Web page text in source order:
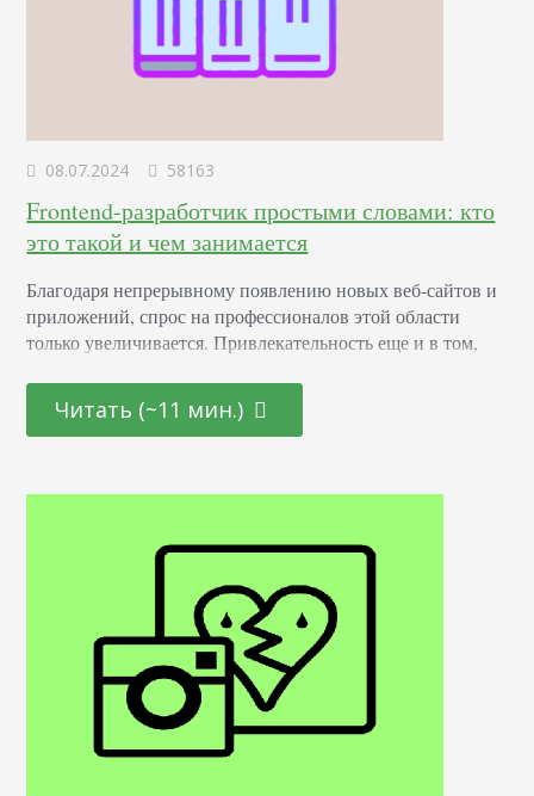
08.07.2024 58163
Frontend-разработчик простыми словами: кто
это такой и чем занимается
Благодаря непрерывному появлению новых веб-сайтов и
приложений, спрос на профессионалов этой области
только увеличивается. Привлекательность еще и в том,
специалистов, так и для тех, кто находится на стадии
переосмысления карьерного пути и готов начать все с
интерфейсов для сайтов и приложений. Он…
Читать (~11 мин.)